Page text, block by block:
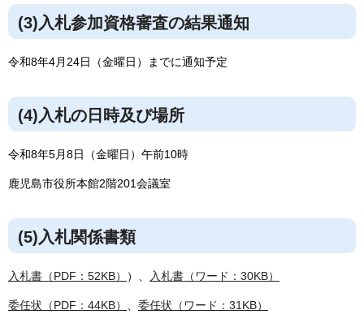
(3)入札参加資格審査の結果通知
令和8年4月24日（金曜日）までに通知予定
(4)入札の日時及び場所
令和8年5月8日（金曜日）午前10時
鹿児島市役所本館2階201会議室
(5)入札関係書類
入札書（PDF：52KB） ）、 入札書（ワード：30KB）
委任状（PDF：44KB） 委任状（ワード：31KB）